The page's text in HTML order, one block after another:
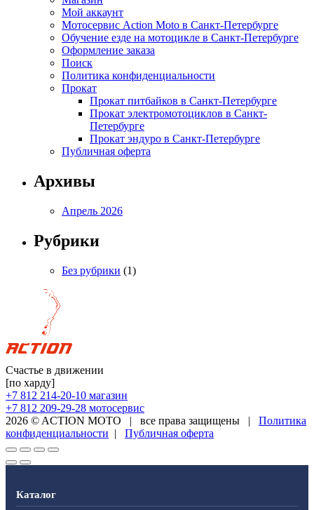
Мой аккаунт
Мотосервис Action Moto в Санкт-Петербурге
Обучение езде на мотоцикле в Санкт-Петербурге
Оформление заказа
Поиск
Политика конфиденциальности
Прокат
Прокат питбайков в Санкт-Петербурге
Прокат электромотоциклов в Санкт-
Петербурге
Прокат эндуро в Санкт-Петербурге
Публичная оферта
Архивы
Апрель 2026
Рубрики
Без рубрики (1)
Счастье в движении
[по харду]
+7 812 214-20-10 магазин
+7 812 209-29-28 мотосервис
2026 © ACTION MOTO | все права защищены |
Политика
конфиденциальности | Публичная оферта
Каталог